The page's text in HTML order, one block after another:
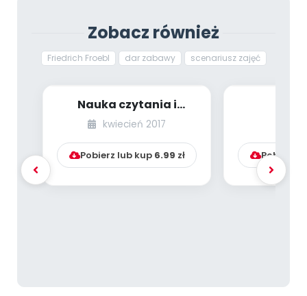
Zobacz również
Friedrich Froebl dar zabawy scenariusz zajęć
Nauka czytania i
pisania w oparciu o
kwiecień 2017
Pobierz lub kup 6.99 zł Pobierz